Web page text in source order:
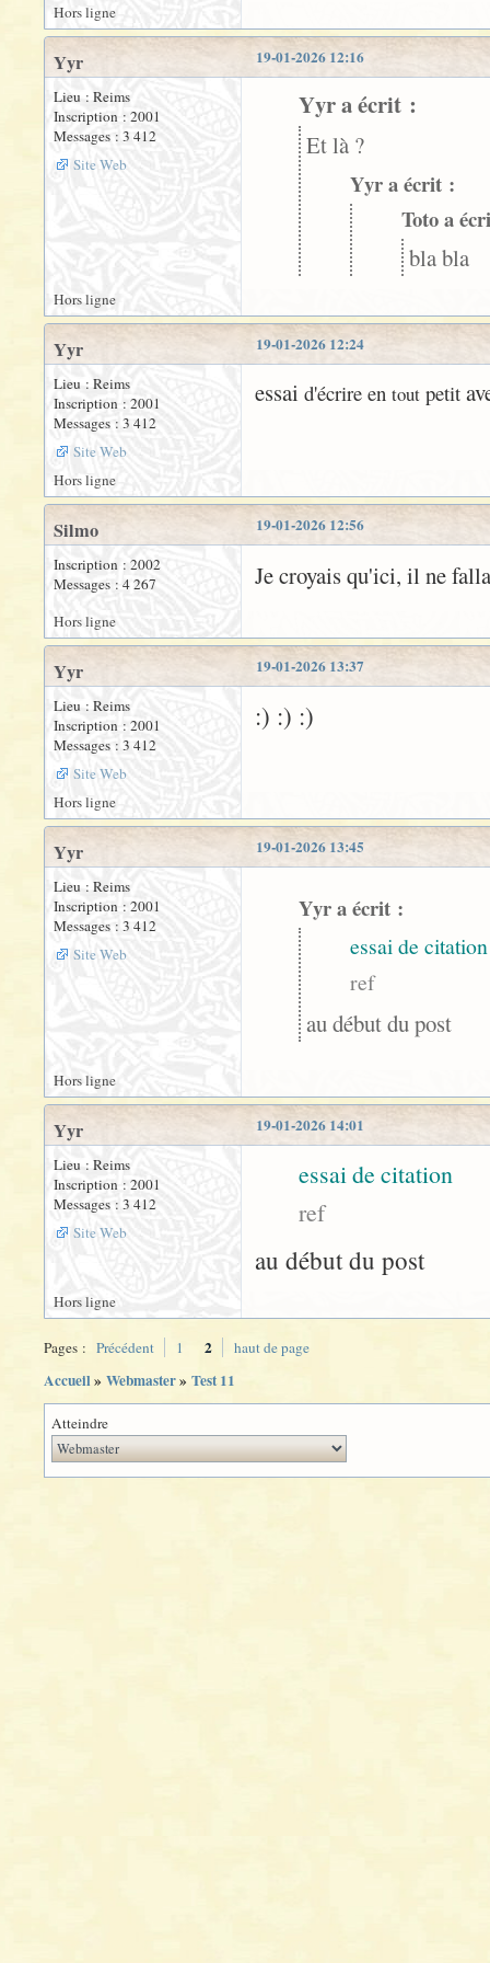
Hors ligne
19-01-2026 12:16
Yyr
Lieu : Reims
Inscription : 2001
Messages : 3 412
Site Web
Yyr a écrit :
Et là ?
Yyr a écrit :
Toto a
bla bla
Hors ligne
19-01-2026 12:24
Yyr
Lieu : Reims
Inscription : 2001
Messages : 3 412
Site Web
essai d'écrire en tout petit
Hors ligne
19-01-2026 12:56
Silmo
Inscription : 2002
Messages : 4 267
Je croyais qu'ici, il ne
Hors ligne
19-01-2026 13:37
Yyr
Lieu : Reims
Inscription : 2001
Messages : 3 412
Site Web
:) :) :)
Hors ligne
19-01-2026 13:45
Yyr
Lieu : Reims
Inscription : 2001
Messages : 3 412
Site Web
Yyr a écrit :
essai de citation
ref
au début du post
Hors ligne
19-01-2026 14:01
Yyr
Lieu : Reims
Inscription : 2001
Messages : 3 412
Site Web
essai de citation
ref
au début du post
Hors ligne
Pages : Précédent 1 2 haut de page
Accueil» Webmaster» Test 11
Atteindre